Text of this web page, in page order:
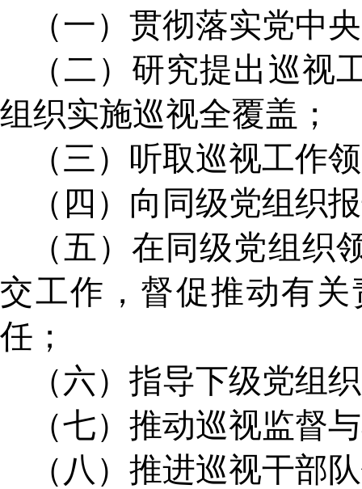
（一）贯彻落实党中
（二）研究提出巡视
组织实施巡视全覆盖；
（三）听取巡视工作
（四）向同级党组织
（五）在同级党组织
交工作，督促推动有
任；
（六）指导下级党组
（七）推动巡视监督
（八）推进巡视干部